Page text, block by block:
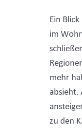
Ein
im
mehr
absieht.
zu den